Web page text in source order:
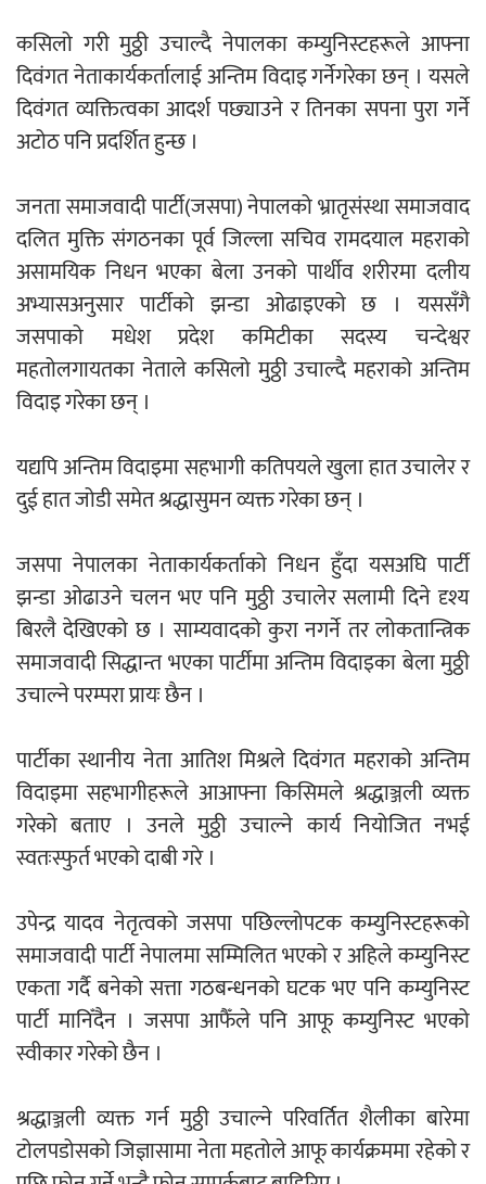
कसिलो गरी मुठ्ठी उचाल्दै नेपालका कम्युनिस्टहरूले आफ्ना
दिवंगत नेताकार्यकर्तालाई अन्तिम विदाइ गर्नेगरेका छन् । यसले
दिवंगत व्यक्तित्वका आदर्श पछ्याउने र तिनका सपना पुरा गर्ने
अटोठ पनि प्रदर्शित हुन्छ ।
जनता समाजवादी पार्टी(जसपा) नेपालको भ्रातृसंस्था समाजवाद
दलित मुक्ति संगठनका पूर्व जिल्ला सचिव रामदयाल महराको
असामयिक निधन भएका बेला उनको पार्थीव शरीरमा दलीय
अभ्यासअनुसार पार्टीको झन्डा ओढाइएको छ । यससँगै
जसपाको मधेश प्रदेश कमिटीका सदस्य चन्देश्वर
महतोलगायतका नेताले कसिलो मुठ्ठी उचाल्दै महराको अन्तिम
विदाइ गरेका छन् ।
यद्यपि अन्तिम विदाइमा सहभागी कतिपयले खुला हात उचालेर र
दुई हात जोडी समेत श्रद्धासुमन व्यक्त गरेका छन् ।
जसपा नेपालका नेताकार्यकर्ताको निधन हुँदा यसअघि पार्टी
झन्डा ओढाउने चलन भए पनि मुठ्ठी उचालेर सलामी दिने दृश्य
बिरलै देखिएको छ । साम्यवादको कुरा नगर्ने तर लोकतान्त्रिक
समाजवादी सिद्धान्त भएका पार्टीमा अन्तिम विदाइका बेला मुठ्ठी
उचाल्ने परम्परा प्रायः छैन ।
पार्टीका स्थानीय नेता आतिश मिश्रले दिवंगत महराको अन्तिम
विदाइमा सहभागीहरूले आआफ्ना किसिमले श्रद्धाञ्जली व्यक्त
गरेको बताए । उनले मुठ्ठी उचाल्ने कार्य नियोजित नभई
स्वतःस्फुर्त भएको दाबी गरे ।
उपेन्द्र यादव नेतृत्वको जसपा पछिल्लोपटक कम्युनिस्टहरूको
समाजवादी पार्टी नेपालमा सम्मिलित भएको र अहिले कम्युनिस्ट
एकता गर्दै बनेको सत्ता गठबन्धनको घटक भए पनि कम्युनिस्ट
पार्टी मानिँदैन । जसपा आफैँले पनि आफू कम्युनिस्ट भएको
स्वीकार गरेको छैन ।
श्रद्धाञ्जली व्यक्त गर्न मुठ्ठी उचाल्ने परिवर्तित शैलीका बारेमा
टोलपडोसको जिज्ञासामा नेता महतोले आफू कार्यक्रममा रहेको र